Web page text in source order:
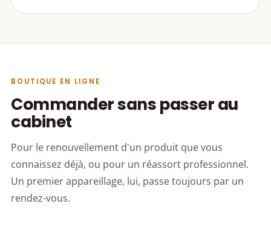
BOUTIQUE EN LIGNE
Commander sans passer au
cabinet
Pour le renouvellement d'un produit que vous
connaissez déjà, ou pour un réassort professionnel.
Un premier appareillage, lui, passe toujours par un
rendez-vous.